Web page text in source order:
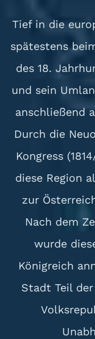
Tief in die
spätestens
des 18.
und sein
anschließend
Durch die
Kongress
diese Region
zur
Nach dem
wurde
Königreich
Stadt Teil